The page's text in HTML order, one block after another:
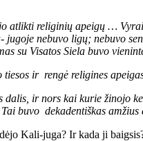
atlikti religinių apeigų …
nebuvo ligų; nebuvo
su Visatos Siela buvo
ir rengė religines
ir nors kai kurie žinojo
buvo dekadentiškas amžius
Kali-juga? Ir kada ji